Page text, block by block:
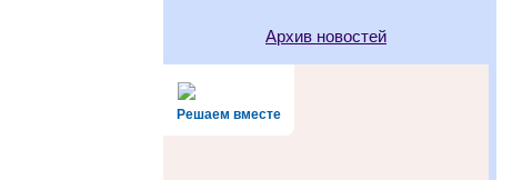
Архив новостей
Решаем вместе